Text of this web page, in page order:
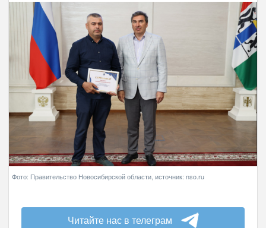
Фото: Правительство Новосибирской области, источник: nso.ru
Читайте нас в телеграм